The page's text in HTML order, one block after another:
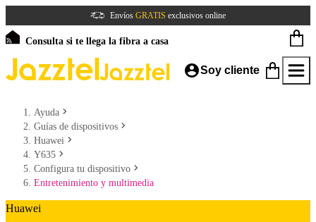
Envíos GRATIS exclusivos online
Consulta si te llega la fibra a casa
Soy cliente
Ayuda
Guías de dispositivos
Huawei
Y635
Configura tu dispositivo
Entretenimiento y multimedia
Huawei